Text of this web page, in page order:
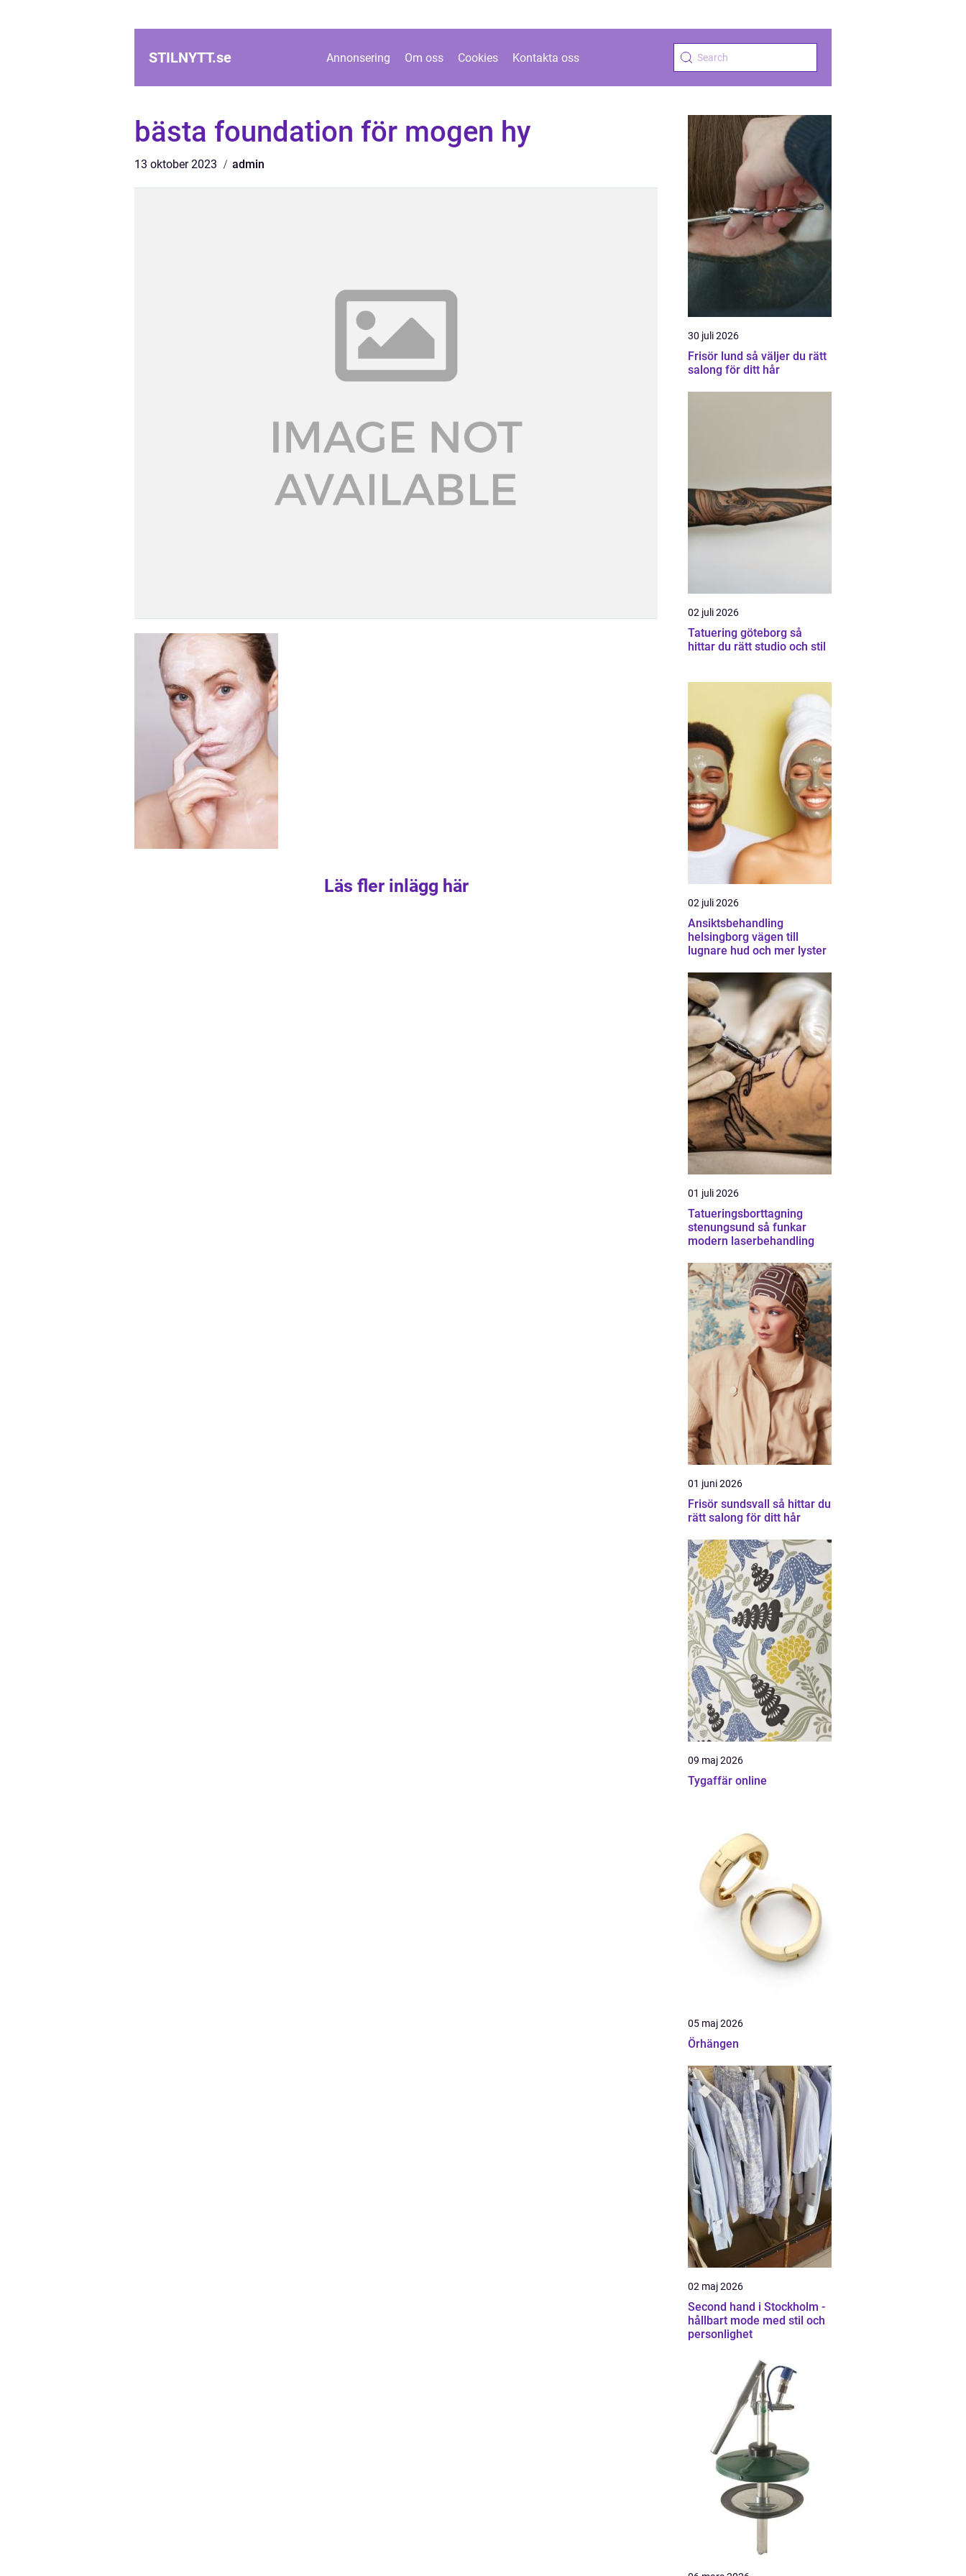
STILNYTT.se Annonsering Om oss Cookies Kontakta oss
bästa foundation för mogen hy
13 oktober 2023 admin
Läs fler inlägg här
30 juli 2026
Frisör lund så väljer du rätt
salong för ditt hår
02 juli 2026
Tatuering göteborg så
hittar du rätt studio och stil
02 juli 2026
Ansiktsbehandling
helsingborg vägen till
lugnare hud och mer lyster
01 juli 2026
Tatueringsborttagning
stenungsund så funkar
modern laserbehandling
01 juni 2026
Frisör sundsvall så hittar du
rätt salong för ditt hår
09 maj 2026
Tygaffär online
05 maj 2026
Örhängen
02 maj 2026
Second hand i Stockholm -
hållbart mode med stil och
personlighet